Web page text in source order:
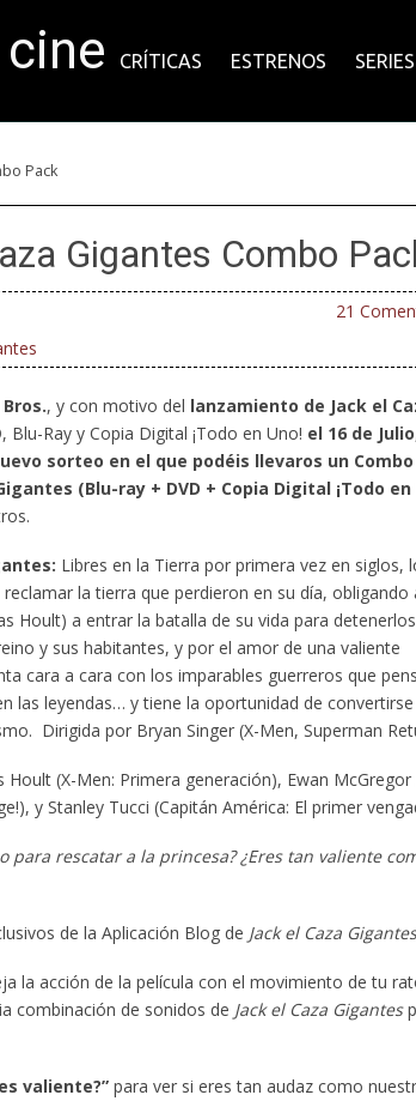
CRÍTICAS ESTRENOS SERIES
Pack
Gigantes Combo
21
, y con motivo del lanzamiento de Jack el
Blu-Ray y Copia Digital ¡Todo en Uno! el 16 de Julio
sorteo en el que podéis llevaros un
(Blu-ray + DVD + Copia Digital ¡Todo en
Libres en la Tierra por primera vez en siglos,
la tierra que perdieron en su día, obligando
Hoult) a entrar la batalla de su vida para
y sus habitantes, y por el amor de una valiente
cara a cara con los imparables guerreros que
las leyendas… y tiene la oportunidad de convertirse
Dirigida por Bryan Singer (X-Men, Superman
Hoult (X-Men: Primera generación), Ewan McGregor
y Stanley Tucci (Capitán América: El primer
rescatar a la princesa? ¿Eres tan valiente
de la Aplicación Blog de Jack el Caza Gigantes
la acción de la película con el movimiento de tu
combinación de sonidos de Jack el Caza Gigantes
valiente?” para ver si eres tan audaz como